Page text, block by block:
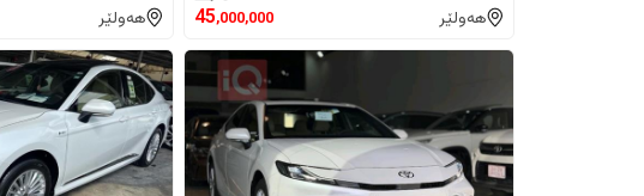
هەولێر 45,000,000 هەولێر